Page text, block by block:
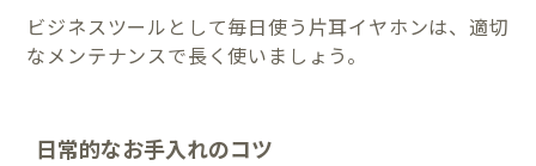
ビジネスツールとして毎日使う片耳イヤホンは、適切
なメンテナンスで長く使いましょう。
日常的なお手入れのコツ